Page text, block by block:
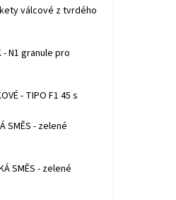
válcové z tvrdého
- N1 granule pro
- TIPO F1 45 s
SMĚS - zelené
SMĚS - zelené